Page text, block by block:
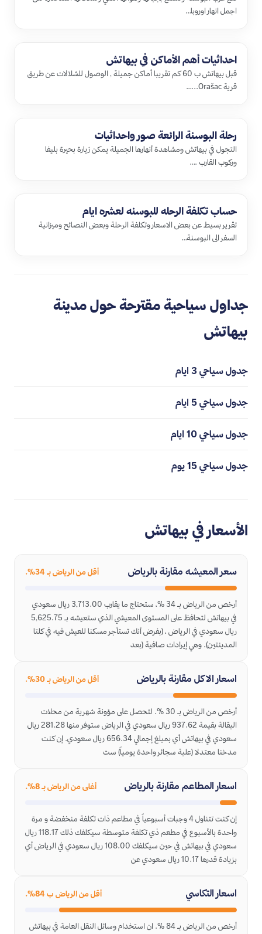
اجمل انهار اوروبا…
احداثيات أهم الأماكن في بيهاتش
قبل بيهاتش ب 60 كم تقريبا أماكن جميلة , الوصول للشلالات عن طريق
قرية Orašac...…
رحلة البوسنة الرائعة صور واحداثيات
التجول في بيهاتش ومشاهدة أنهارها الجميلة يمكن زيارة بحيرة بليفا
وركوب القارب .…
حساب تكلفة الرحله للبوسنه لعشره ايام
تقرير بسيط عن بعض الاسعار وتكلفة الرحلة وبعض النصائح وميزانية
السفر الى البوسنة…
جداول سياحية مقترحة حول مدينة
بيهاتش
جدول سياحي 3 ايام
جدول سياحي 5 ايام
جدول سياحي 10 ايام
جدول سياحي 15 يوم
الأسعار في بيهاتش
سعر المعيشه مقارنة بالرياض أقل من الرياض بـ 34%.
أرخص من الرياض بـ 34 %، ستحتاج ما يقارب 3,713.00 ريال سعودي
في بيهاتش لتحافظ على المستوى المعيشي الذي ستعيشه بـ 5,625.75
ريال سعودي في الرياض ، (بفرض أنك تستأجر مسكنا للعيش فيه في كلتا
المدينتين). وهي إيرادات صافية (بعد
اسعار الاكل مقارنة بالرياض أقل من الرياض بـ 30%.
أرخص من الرياض بـ 30 %. لتحصل على مؤونة شهرية من محلات
البقالة بقيمة 937.62 ريال سعودي في الرياض ستوفر منها 281.28 ريال
سعودي في بيهاتش أي بمبلغ إجمالي 656.34 ريال سعودي. إن كنت
مدخنا معتدلا (علبة سجائر واحدة يومياً) ست
اسعار المطاعم مقارنة بالرياض أغلى من الرياض بـ 8%.
إن كنت تتناول 4 وجبات أسبوعياً في مطاعم ذات تكلفة منخفضة و مرة
واحدة بالأسبوع في مطعم ذي تكلفة متوسطة سيكلفك ذلك 118.17 ريال
سعودي في بيهاتش في حين سيكلفك 108.00 ريال سعودي في الرياض أي
بزيادة قدرها 10.17 ريال سعودي عن
اسعار التكاسي أقل من الرياض ب 84%.
أرخص من الرياض بـ 84 %. ان استخدام وسائل النقل العامة في بيهاتش